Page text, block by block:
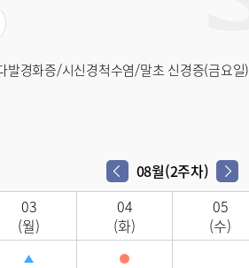
발경화증/시신경척수염/말초 신경증(금요일)
08월(2주차)
03
(월)
04
(화)
05
(수)